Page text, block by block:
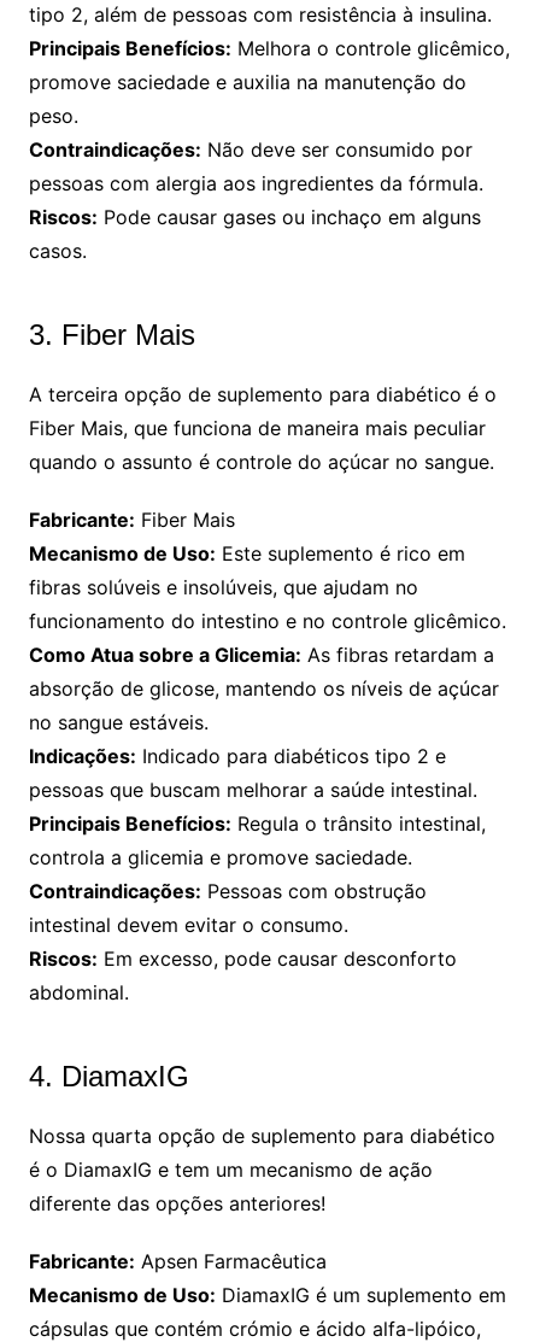
tipo 2, além de pessoas com resistência à insulina.
Principais Benefícios: Melhora o controle glicêmico,
promove saciedade e auxilia na manutenção do
peso.
Contraindicações: Não deve ser consumido por
pessoas com alergia aos ingredientes da fórmula.
Riscos: Pode causar gases ou inchaço em alguns
casos.
3. Fiber Mais
A terceira opção de suplemento para diabético é o
Fiber Mais, que funciona de maneira mais peculiar
quando o assunto é controle do açúcar no sangue.
Fabricante: Fiber Mais
Mecanismo de Uso: Este suplemento é rico em
fibras solúveis e insolúveis, que ajudam no
funcionamento do intestino e no controle glicêmico.
Como Atua sobre a Glicemia: As fibras retardam a
absorção de glicose, mantendo os níveis de açúcar
no sangue estáveis.
Indicações: Indicado para diabéticos tipo 2 e
pessoas que buscam melhorar a saúde intestinal.
Principais Benefícios: Regula o trânsito intestinal,
controla a glicemia e promove saciedade.
Contraindicações: Pessoas com obstrução
intestinal devem evitar o consumo.
Riscos: Em excesso, pode causar desconforto
abdominal.
4. DiamaxIG
Nossa quarta opção de suplemento para diabético
é o DiamaxIG e tem um mecanismo de ação
diferente das opções anteriores!
Fabricante: Apsen Farmacêutica
Mecanismo de Uso: DiamaxIG é um suplemento em
cápsulas que contém crómio e ácido alfa-lipóico,